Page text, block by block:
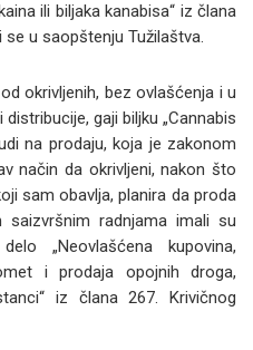
ili biljaka kanabisa“ iz člana
se u saopštenju Tužilaštva.
okrivljenih, bez ovlašćenja i u
gaji biljku „Cannabis
na prodaju, koja je zakonom
način da okrivljeni, nakon što
sam obavlja, planira da proda
saizvršnim radnjama imali su
„Neovlašćena kupovina,
i prodaja opojnih droga,
iz člana 267. Krivičnog